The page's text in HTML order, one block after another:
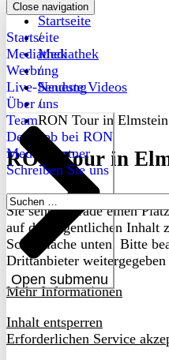
Close navigation
Startseite
Mediathek
Werbung
Live-Sendung
Über uns
Open submenu
Team
Dein Job bei RON
Medienpartner
Schreiben Sie uns
Suchen
nach:
Startseite
/
Mediathek
/
Neueste Videos
/
RON Tour in Elmstein
RON Tour in
Sie sehen gerade einen
auf den eigentlichen Inhalt
Schaltfläche unten. Bitte
Drittanbieter weitergegeben
Mehr Informationen
Inhalt entsperren
Erforderlichen Service